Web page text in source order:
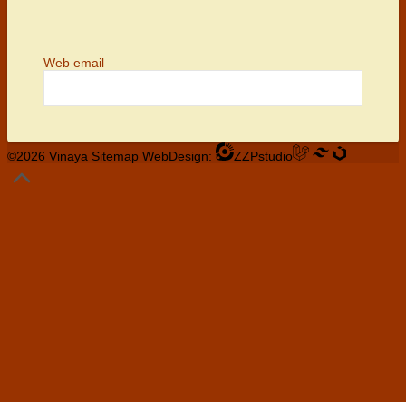
Web email
©2026 Vinaya Sitemap WebDesign: ZZPstudio